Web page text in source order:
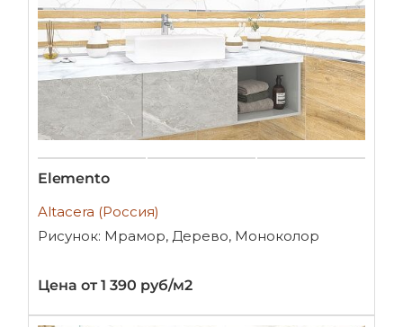
Elemento
Altacera (Россия)
Рисунок: Мрамор, Дерево, Моноколор
Цена от 1 390 руб/м2